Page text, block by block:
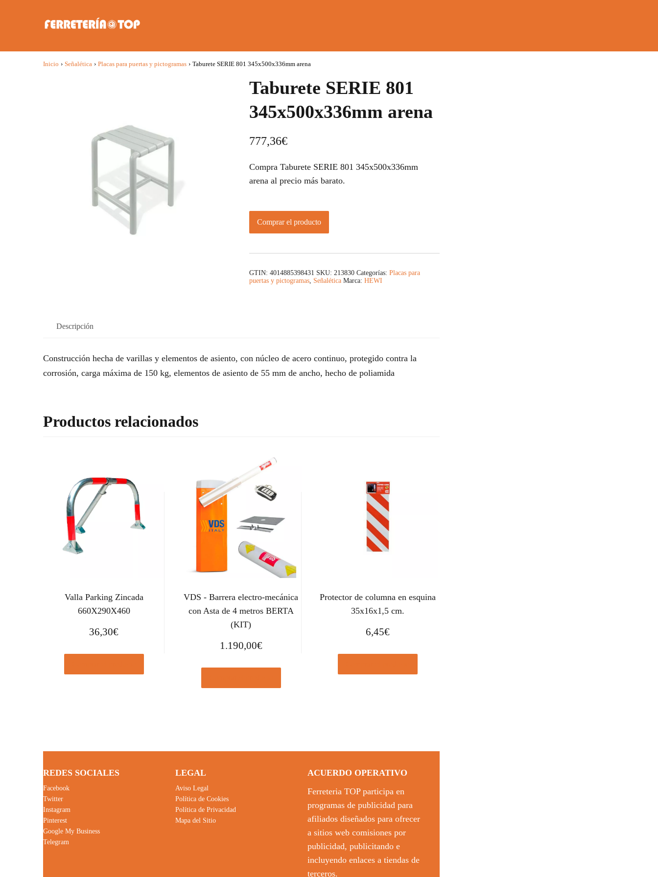
Inicio › Señalética › Placas para puertas y pictogramas › Taburete SERIE 801 345x500x336mm arena
Taburete SERIE 801
345x500x336mm arena
777,36€
Compra Taburete SERIE 801 345x500x336mm
arena al precio más barato.
Comprar el producto
GTIN: 4014885398431 SKU: 213830 Categorías: Placas para
puertas y pictogramas, Señalética Marca: HEWI
Descripción
Construcción hecha de varillas y elementos de asiento, con núcleo de acero continuo, protegido contra la
corrosión, carga máxima de 150 kg, elementos de asiento de 55 mm de ancho, hecho de poliamida
Productos relacionados
Valla Parking Zincada
660X290X460
36,30€
VDS - Barrera electro-mecánica
con Asta de 4 metros BERTA
(KIT)
1.190,00€
Protector de columna en esquina
35x16x1,5 cm.
6,45€
REDES SOCIALES
Facebook
Twitter
Instagram
Pinterest
Google My Business
Telegram
LEGAL
Aviso Legal
Política de Cookies
Política de Privacidad
Mapa del Sitio
ACUERDO OPERATIVO
Ferreteria TOP participa en
programas de publicidad para
afiliados diseñados para ofrecer
a sitios web comisiones por
publicidad, publicitando e
incluyendo enlaces a tiendas de
terceros.